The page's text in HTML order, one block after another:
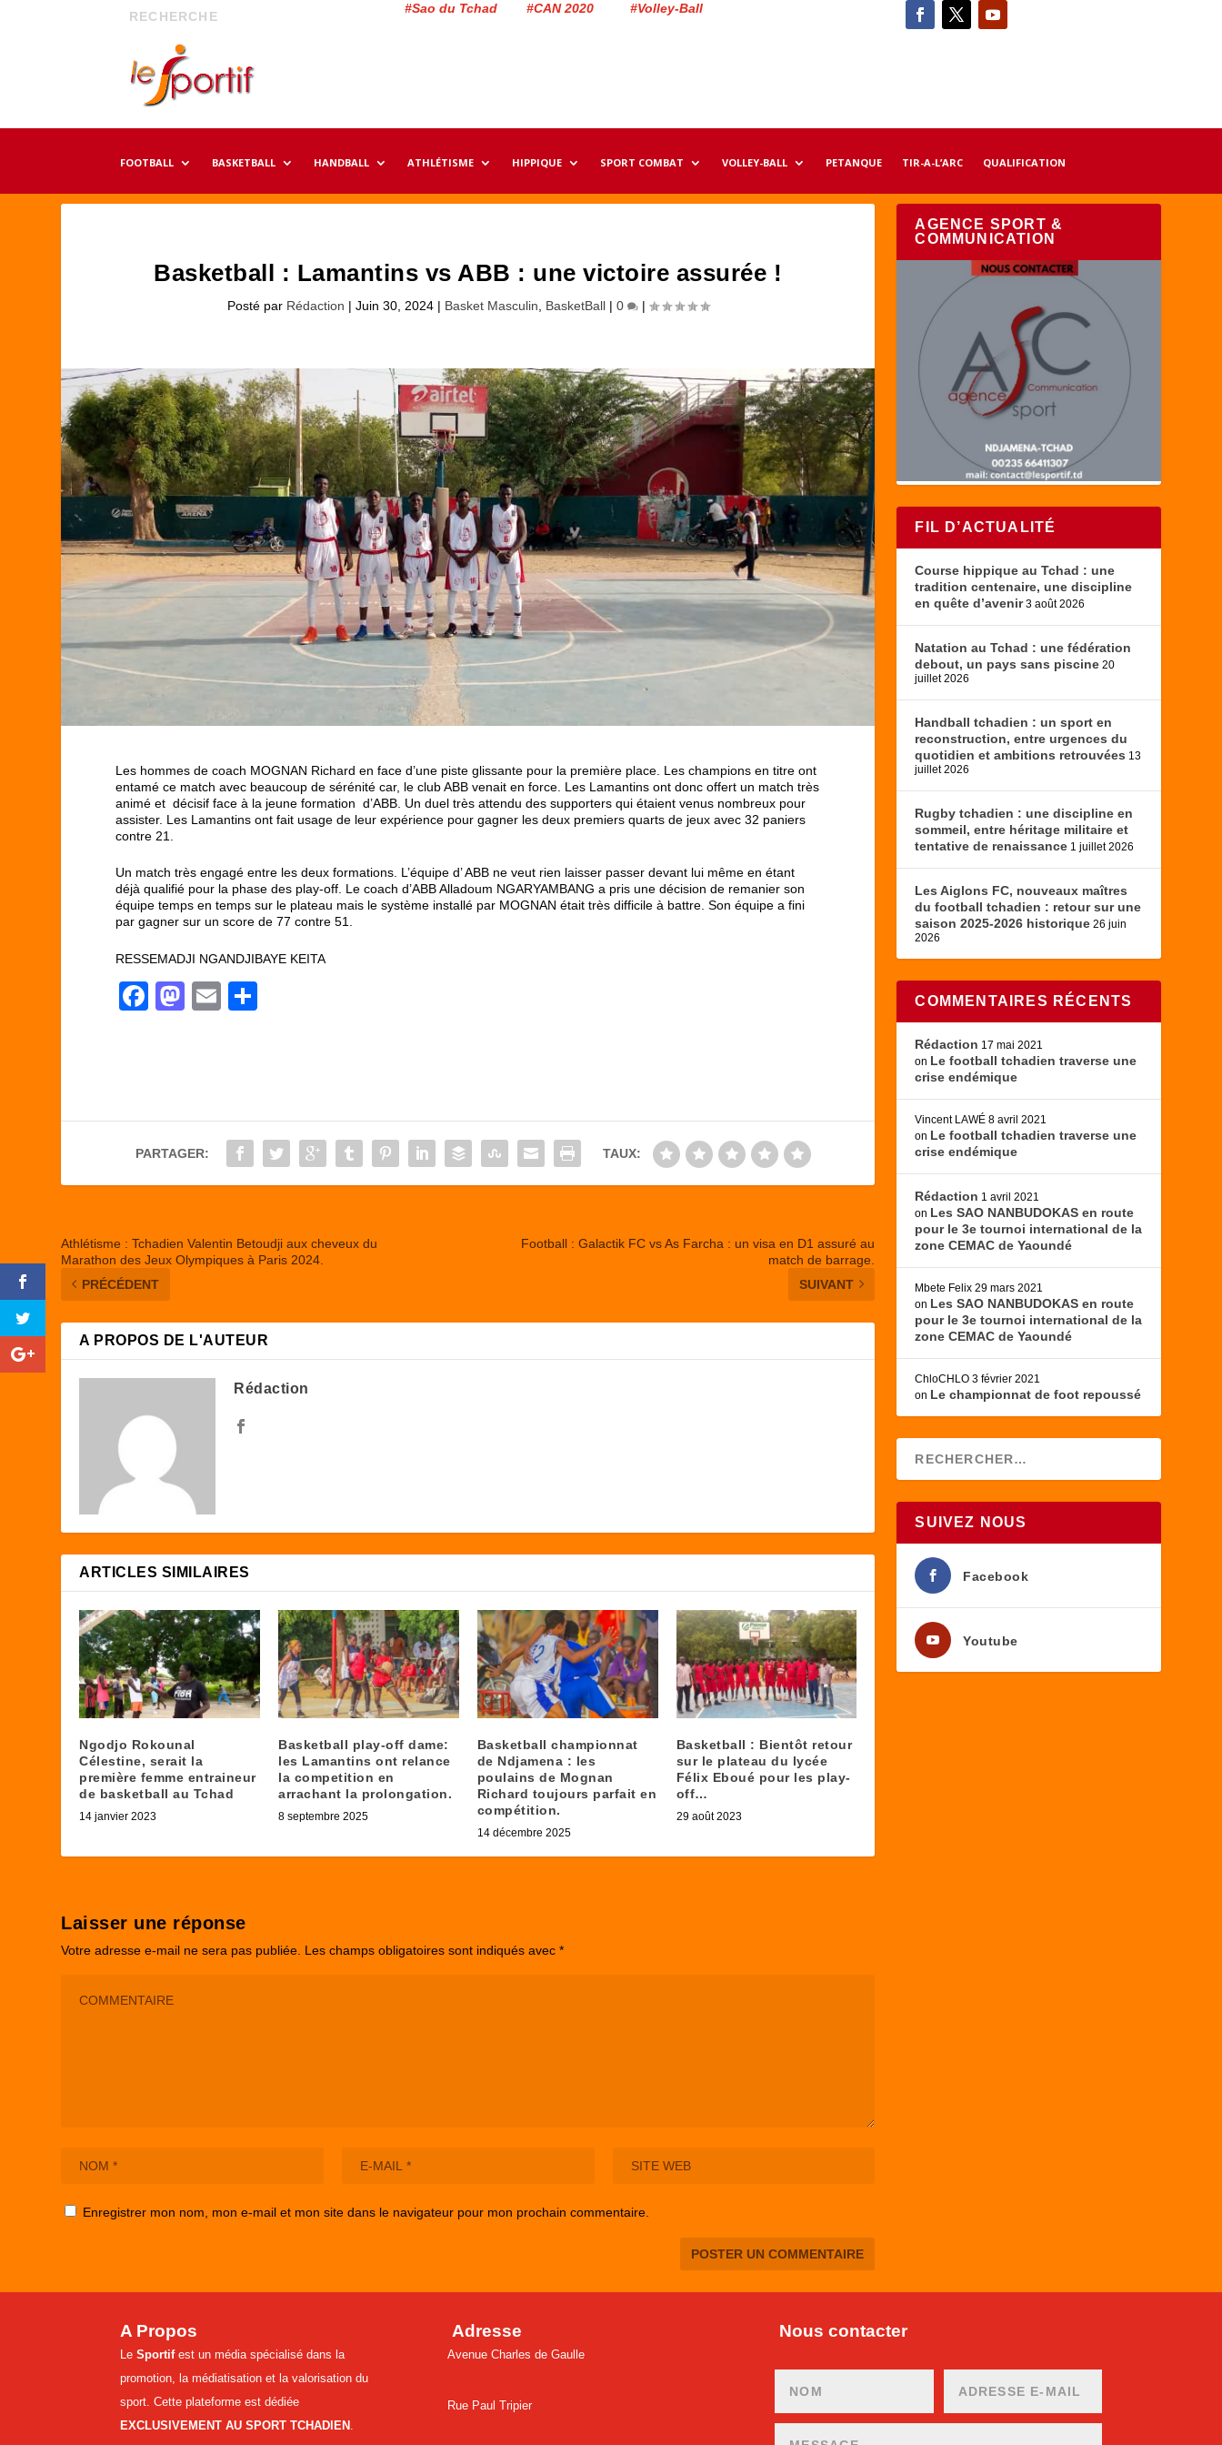
#Sao du Tchad #CAN 2020 #Volley-Ball
FOOTBALL BASKETBALL HANDBALL ATHLÉTISME HIPPIQUE SPORT COMBAT VOLLEY-BALL PETANQUE TIR-A-L’ARC QUALIFICATION
Basketball : Lamantins vs ABB : une victoire assurée !
Posté par Rédaction | Juin 30, 2024| Basket Masculin BasketBall| 0 |
Les hommes de coach MOGNAN Richard en face d’une piste glissante pour la première place. Les champions en titre ont
entamé ce match avec beaucoup de sérénité car, le club ABB venait en force. Les Lamantins ont donc offert un match très
animé et décisif face à la jeune formation d’ABB. Un duel très attendu des supporters qui étaient venus nombreux pour
assister. Les Lamantins ont fait usage de leur expérience pour gagner les deux premiers quarts de jeux avec 32 paniers
contre 21.
Un match très engagé entre les deux formations. L’équipe d’ ABB ne veut rien laisser passer devant lui même en étant
déjà qualifié pour la phase des play-off. Le coach d’ABB Alladoum NGARYAMBANG a pris une décision de remanier son
équipe temps en temps sur le plateau mais le système installé par MOGNAN était très difficile à battre. Son équipe a fini
par gagner sur un score de 77 contre 51.
RESSEMADJI NGANDJIBAYE KEITA
F
b
o
M
d
o
E
er
PARTAGER: TAUX:
Athlétisme : Tchadien Valentin Betoudji aux cheveux du
Marathon des Jeux Olympiques à Paris 2024.
PRÉCÉDENT
Football : Galactik FC vs As Farcha : un visa en D1 assuré au
match de barrage.
SUIVANT
A PROPOS DE L'AUTEUR
Rédaction
ARTICLES SIMILAIRES
Ngodjo Rokounal
Célestine, serait la
première femme entraineur
de basketball au Tchad
14 janvier 2023
Basketball play-off dame:
les Lamantins ont relance
la competition en
arrachant la prolongation.
8 septembre 2025
Basketball championnat
de Ndjamena : les
poulains de Mognan
Richard toujours parfait en
compétition.
14 décembre 2025
Basketball : Bientôt retour
sur le plateau du lycée
Félix Eboué pour les play-
off…
29 août 2023
Laisser une réponse
Votre adresse e-mail ne sera pas publiée. Les champs obligatoires sont indiqués avec*
Enregistrer mon nom, mon e-mail et mon site dans le navigateur pour mon prochain commentaire.
AGENCE SPORT &
COMMUNICATION
FIL D’ACTUALITÉ
Course hippique au Tchad : une
tradition centenaire, une discipline
en quête d’avenir 3 août 2026
Natation au Tchad : une fédération
debout, un pays sans piscine 20
juillet 2026
Handball tchadien : un sport en
reconstruction, entre urgences du
quotidien et ambitions retrouvées 13
juillet 2026
Rugby tchadien : une discipline en
sommeil, entre héritage militaire et
tentative de renaissance 1 juillet 2026
Les Aiglons FC, nouveaux maîtres
du football tchadien : retour sur une
saison 2025-2026 historique 26 juin
2026
COMMENTAIRES RÉCENTS
Rédaction 17 mai 2021
on Le football tchadien traverse une
crise endémique
Vincent LAWÉ 8 avril 2021
on Le football tchadien traverse une
crise endémique
Rédaction 1 avril 2021
on Les SAO NANBUDOKAS en route
pour le 3e tournoi international de la
zone CEMAC de Yaoundé
Mbete Felix 29 mars 2021
on Les SAO NANBUDOKAS en route
pour le 3e tournoi international de la
zone CEMAC de Yaoundé
ChloCHLO 3 février 2021
on Le championnat de foot repoussé
SUIVEZ NOUS
Facebook
Youtube
A Propos
Le Sportifest un média spécialisé dans la
promotion, la médiatisation et la valorisation du
sport. Cette plateforme est dédiée
EXCLUSIVEMENT AU SPORT TCHADIEN
Adresse
Avenue Charles de Gaulle
Rue Paul Tripier
Nous contacter